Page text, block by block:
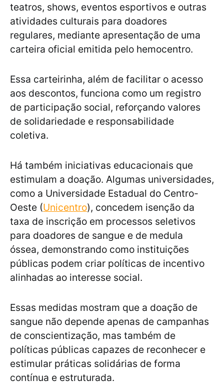
teatros, shows, eventos esportivos e outras
atividades culturais para doadores
regulares, mediante apresentação de uma
carteira oficial emitida pelo hemocentro.
Essa carteirinha, além de facilitar o acesso
aos descontos, funciona como um registro
de participação social, reforçando valores
de solidariedade e responsabilidade
coletiva.
Há também iniciativas educacionais que
estimulam a doação. Algumas universidades,
como a Universidade Estadual do Centro-
Oeste (Unicentro), concedem isenção da
taxa de inscrição em processos seletivos
para doadores de sangue e de medula
óssea, demonstrando como instituições
públicas podem criar políticas de incentivo
alinhadas ao interesse social.
Essas medidas mostram que a doação de
sangue não depende apenas de campanhas
de conscientização, mas também de
políticas públicas capazes de reconhecer e
estimular práticas solidárias de forma
contínua e estruturada.